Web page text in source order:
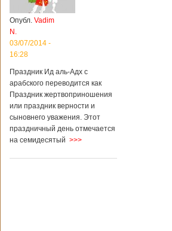
Опубл. Vadim
N.
03/07/2014 -
16:28
Праздник Ид аль-Адх с
арабского переводится как
Праздник жертвоприношения
или праздник верности и
сыновнего уважения. Этот
праздничный день отмечается
на семидесятый >>>